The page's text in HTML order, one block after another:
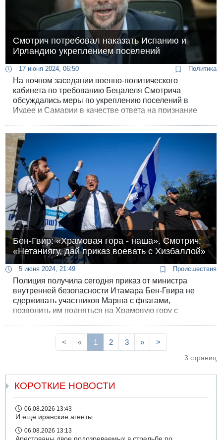
Смотрич потребовал наказать Испанию и
Ирландию укреплением поселений
17 июня 2024, 06:50 Политика
На ночном заседании военно-политического
кабинета по требованию Бецалеля Смотрича
обсуждались меры по укреплению поселений в
Иудее и Самарии в качестве ответа на признание
образом наказать палестинскую автономию за ее
антиизраильскую деятельность на международной
арене.
Бен-Гвир: «Храмовая гора - наша». Смотрич:
«Нетаниягу, дай приказ воевать с Хизбаллой»
5 июня 2024, 21:49 Происшествия
Полиция получила сегодня приказ от министра
внутренней безопасности Итамара Бен-Гвира не
сдерживать участников Марша с флагами,
позволить им подняться на Храмовую гору с
святых местах Иерусалима.
< « 1 2 3 » >
3 страниц
КОРОТКИЕ НОВОСТИ
06.08.2026 13:43
И еще иранские агенты
06.08.2026 13:13